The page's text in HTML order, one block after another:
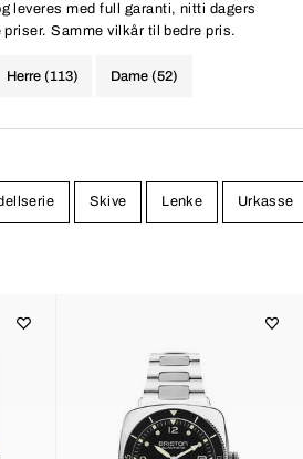
leveres med full garanti, nitti dagers
Samme vilkår til bedre pris.
Herre (113) Dame (52)
Skive Lenke Urkasse